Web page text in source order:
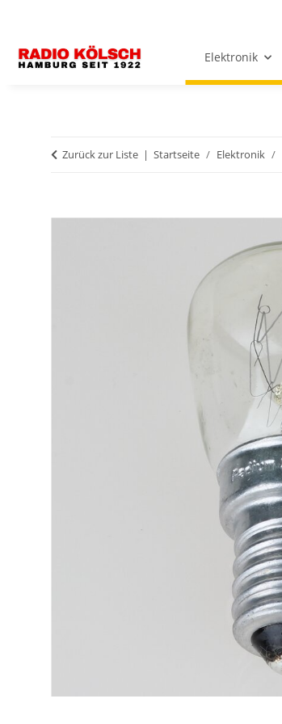
Elektronik
Zurück zur Liste Startseite Elektronik